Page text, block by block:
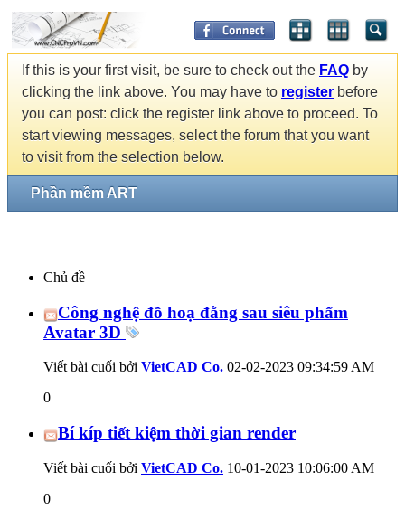
If this is your first visit, be sure to check out the FAQ by
clicking the link above. You may have to register before
you can post: click the register link above to proceed. To
start viewing messages, select the forum that you want
to visit from the selection below.
Phần mềm ART
Chủ đề
Công nghệ đồ hoạ đằng sau siêu phẩm
Avatar 3D
Viết bài cuối bởi VietCAD Co. 02-02-2023 09:34:59 AM
0
Bí kíp tiết kiệm thời gian render
Viết bài cuối bởi VietCAD Co. 10-01-2023 10:06:00 AM
0